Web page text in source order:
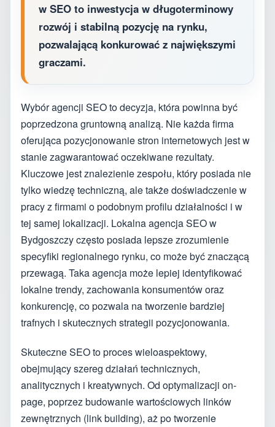
w SEO to inwestycja w długoterminowy
rozwój i stabilną pozycję na rynku,
pozwalającą konkurować z największymi
graczami.
Wybór agencji SEO to decyzja, która powinna być
poprzedzona gruntowną analizą. Nie każda firma
oferująca pozycjonowanie stron internetowych jest w
stanie zagwarantować oczekiwane rezultaty.
Kluczowe jest znalezienie zespołu, który posiada nie
tylko wiedzę techniczną, ale także doświadczenie w
pracy z firmami o podobnym profilu działalności i w
tej samej lokalizacji. Lokalna agencja SEO w
Bydgoszczy często posiada lepsze zrozumienie
specyfiki regionalnego rynku, co może być znaczącą
przewagą. Taka agencja może lepiej identyfikować
lokalne trendy, zachowania konsumentów oraz
konkurencję, co pozwala na tworzenie bardziej
trafnych i skutecznych strategii pozycjonowania.
Skuteczne SEO to proces wieloaspektowy,
obejmujący szereg działań technicznych,
analitycznych i kreatywnych. Od optymalizacji on-
page, poprzez budowanie wartościowych linków
zewnętrznych (link building), aż po tworzenie